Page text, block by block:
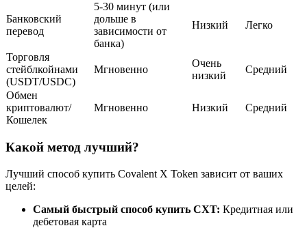
Копирование торговли
Присоединяйтесь к лучшим трейдерам
Станьте копи-трейдером
за копи-трейдинг
Банковский
перевод
5-30 минут (или
дольше в
зависимости от
банка)
Низкий Легко
Торговля
стейблкойнами
(USDT/USDC)
Мгновенно
Очень
низкий
Средний
Обмен
криптовалют/
Кошелек
Мгновенно Низкий Средний
Какой метод лучший?
Лучший способ купить Covalent X Token зависит от ваших
целей:
Самый быстрый способ купить CXT: Кредитная или
дебетовая карта